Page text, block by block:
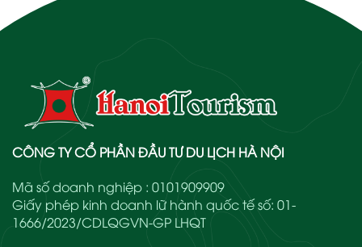
CÔNG TY CỔ PHẦN ĐẦU TƯ DU LỊCH HÀ NỘI
Mã số doanh nghiệp : 0101909909
Giấy phép kinh doanh lữ hành quốc tế số: 01-
1666/2023/CDLQGVN-GP LHQT